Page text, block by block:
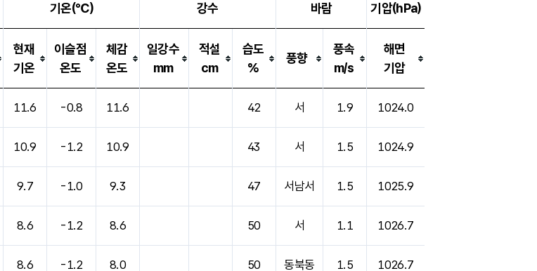
기온(℃) 강수 바람 기압(hPa)
현재
기온
이슬점
온도
체감
온도
일강수
mm
적설
cm
습도
%
풍향
풍속
m/s
해면
기압
11.6 -0.8 11.6 42 서 1.9 1024.0
10.9 -1.2 10.9 43 서 1.5 1024.9
9.7 -1.0 9.3 47 서남서 1.5 1025.9
8.6 -1.2 8.6 50 서 1.1 1026.7
8.6 -1.2 8.0 50 동북동 1.5 1026.7